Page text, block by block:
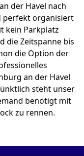
der Havel nach
perfekt organisiert
kein Parkplatz
die Zeitspanne bis
die Option der
an der Havel
steht unser
benötigt mit
zu rennen.